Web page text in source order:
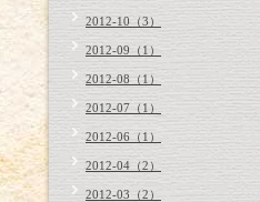
2012-10（3）
2012-09（1）
2012-08（1）
2012-07（1）
2012-06（1）
2012-04（2）
2012-03（2）